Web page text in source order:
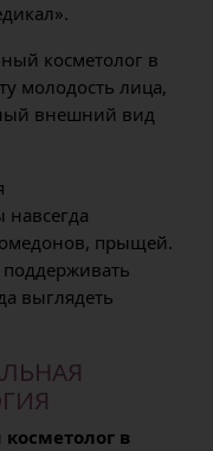
косметолог в
молодость лица,
внешний вид
навсегда
прыщей.
выглядеть
косметолог в